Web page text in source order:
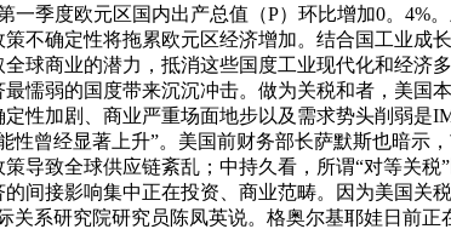
季度欧元区国内出产总值（P）环比增加0。
不确定性将拖累欧元区经济增加。结合国工业
球商业的潜力，抵消这些国度工业现代化和经
懦弱的国度带来沉沉冲击。做为关税和者，美国
性加剧、商业严重场面地步以及需求势头削弱
曾经显著上升”。美国前财务部长萨默斯也暗示
导致全球供应链紊乱；中持久看，所谓“对等关
间接影响集中正在投资、商业范畴。因为美国
关系研究院研究员陈凤英说。格奥尔基耶娃日前